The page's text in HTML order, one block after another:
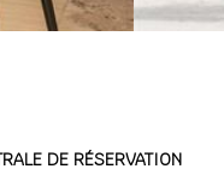
DE RÉSERVATION